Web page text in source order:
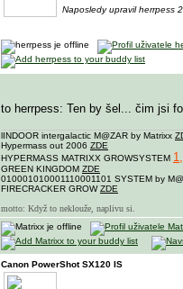
Naposledy upravil herrpess
to herrpess: Ten by šel... čim jsi
lINDOOR intergalactic M@ZAR by Matrixx
Hypermass out 2006 ZDE
HYPERMASS MATRIXX GROWSYSTEM
GREEN KINGDOM ZDE
010001010001110001101 SYSTEM by
FIRECRACKER GROW ZDE
motto: Když to neklouže, naplivu si.
Canon PowerShot SX120 IS